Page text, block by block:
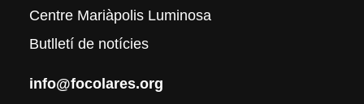
Centre Mariàpolis Luminosa
Butlletí de notícies
info@focolares.org